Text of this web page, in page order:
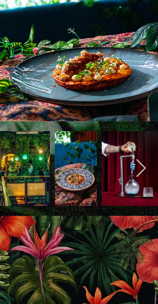
Tic tac, tic tac…
Aquí, las recetas Colombianas de la
abuela no desaparecen: se
transforman. Cambian de forma o
textura. Un ingrediente toma